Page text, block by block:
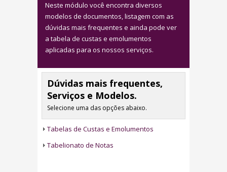
Neste módulo você encontra diversos
modelos de documentos, listagem com as
dúvidas mais frequentes e ainda pode ver
a tabela de custas e emolumentos
aplicadas para os nossos serviços.
Dúvidas mais frequentes,
Serviços e Modelos.
Selecione uma das opções abaixo.
Tabelas de Custas e Emolumentos
Tabelionato de Notas